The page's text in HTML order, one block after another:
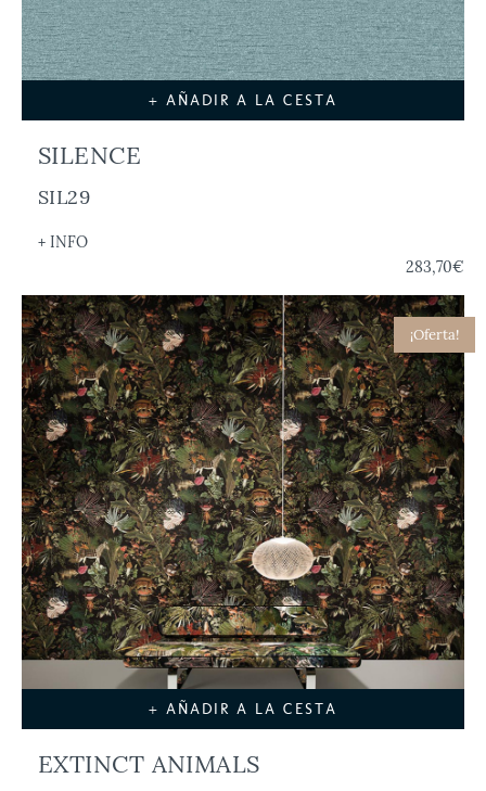
+ AÑADIR A LA CESTA
SILENCE
SIL29
+ INFO
283,70€
¡Oferta!
+ AÑADIR A LA CESTA
EXTINCT ANIMALS